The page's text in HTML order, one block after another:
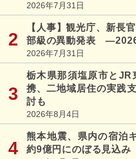
2026年7月31日
【人事】観光庁、新長
部級の異動発表
2026年7月31日
栃木県那須塩原市とJR
携、二地域居住の実践
討も
2026年8月4日
熊本地震、県内の宿泊
約9億円にのぼる見込み